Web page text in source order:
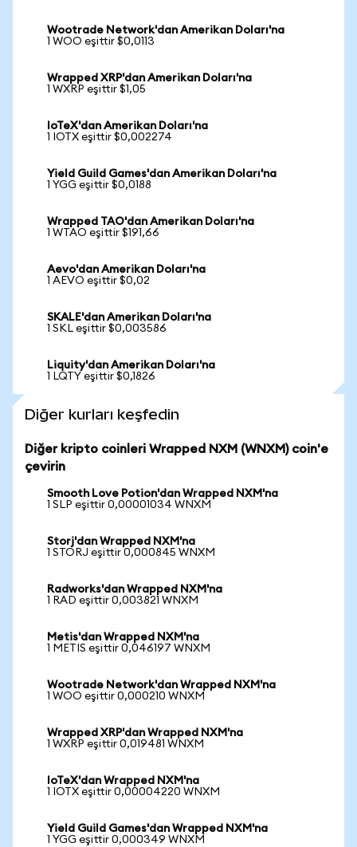
Wootrade Network'dan Amerikan Doları'na
1 WOO eşittir $0,0113
Wrapped XRP'dan Amerikan Doları'na
1 WXRP eşittir $1,05
IoTeX'dan Amerikan Doları'na
1 IOTX eşittir $0,002274
Yield Guild Games'dan Amerikan Doları'na
1 YGG eşittir $0,0188
Wrapped TAO'dan Amerikan Doları'na
1 WTAO eşittir $191,66
Aevo'dan Amerikan Doları'na
1 AEVO eşittir $0,02
SKALE'dan Amerikan Doları'na
1 SKL eşittir $0,003586
Liquity'dan Amerikan Doları'na
1 LQTY eşittir $0,1826
Diğer kurları keşfedin
Diğer kripto coinleri Wrapped NXM (WNXM) coin'e
çevirin
Smooth Love Potion'dan Wrapped NXM'na
1 SLP eşittir 0,00001034 WNXM
Storj'dan Wrapped NXM'na
1 STORJ eşittir 0,000845 WNXM
Radworks'dan Wrapped NXM'na
1 RAD eşittir 0,003821 WNXM
Metis'dan Wrapped NXM'na
1 METIS eşittir 0,046197 WNXM
Wootrade Network'dan Wrapped NXM'na
1 WOO eşittir 0,000210 WNXM
Wrapped XRP'dan Wrapped NXM'na
1 WXRP eşittir 0,019481 WNXM
IoTeX'dan Wrapped NXM'na
1 IOTX eşittir 0,00004220 WNXM
Yield Guild Games'dan Wrapped NXM'na
1 YGG eşittir 0,000349 WNXM